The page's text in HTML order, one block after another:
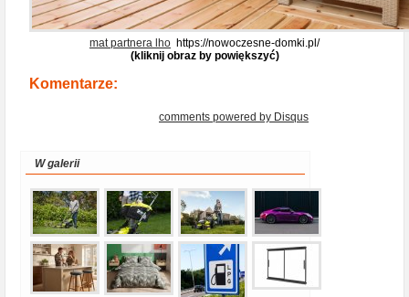
mat partnera lho https://nowoczesne-domki.pl/
(kliknij obraz by powiększyć)
Komentarze:
comments powered by Disqus
W galerii